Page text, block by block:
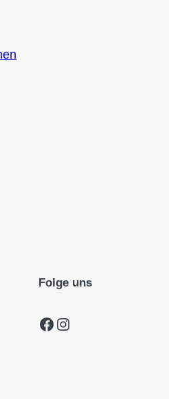
Folge uns
Facebook Instagram